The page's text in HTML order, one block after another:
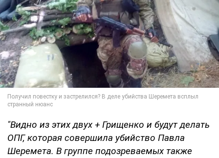
"Видно из этих двух + Грищенко и будут делать
ОПГ, которая совершила убийство Павла
Шеремета. В группе подозреваемых также